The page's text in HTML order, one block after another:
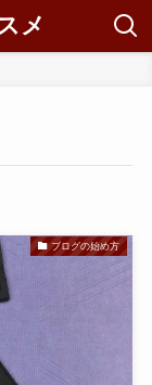
メ
ブログの始め方